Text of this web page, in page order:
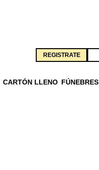
REGISTRATE
CARTÓN LLENO FÚNEBRES